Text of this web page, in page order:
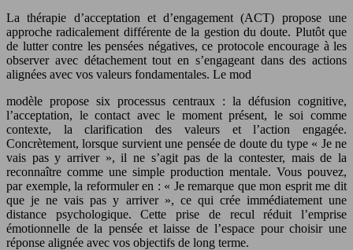
La thérapie d’acceptation et d’engagement (ACT) propose une
approche radicalement différente de la gestion du doute. Plutôt que
de lutter contre les pensées négatives, ce protocole encourage à les
observer avec détachement tout en s’engageant dans des actions
alignées avec vos valeurs fondamentales. Le mod
modèle propose six processus centraux : la défusion cognitive,
l’acceptation, le contact avec le moment présent, le soi comme
contexte, la clarification des valeurs et l’action engagée.
Concrètement, lorsque survient une pensée de doute du type « Je ne
vais pas y arriver », il ne s’agit pas de la contester, mais de la
reconnaître comme une simple production mentale. Vous pouvez,
par exemple, la reformuler en : « Je remarque que mon esprit me dit
que je ne vais pas y arriver », ce qui crée immédiatement une
distance psychologique. Cette prise de recul réduit l’emprise
émotionnelle de la pensée et laisse de l’espace pour choisir une
réponse alignée avec vos objectifs de long terme.